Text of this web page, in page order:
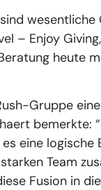
– Enjoy
heute
Gruppe
eine logische
Team
Fusion in